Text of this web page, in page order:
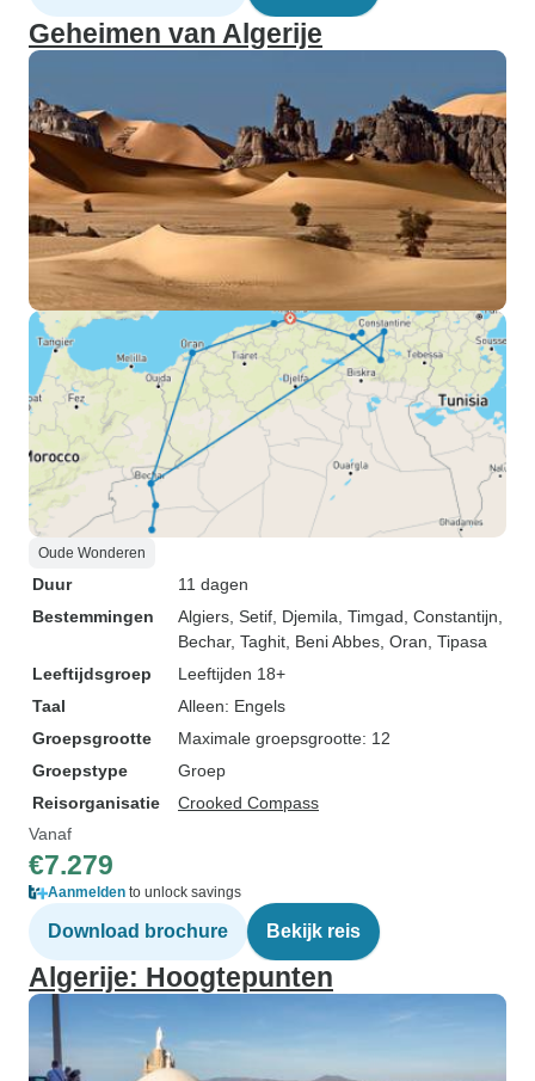
Geheimen van Algerije
Oude Wonderen
Duur
11 dagen
Bestemmingen
Algiers , Setif , Djemila , Timgad , Constantijn
Bechar, Taghit , Beni Abbes , Oran , Tipasa
Leeftijdsgroep
Leeftijden 18+
Taal
Alleen: Engels
Groepsgrootte
Maximale groepsgrootte: 12
Groepstype
Groep
Reisorganisatie
Crooked Compass
Vanaf
€7.279
Aanmelden to unlock savings
Download brochure Bekijk reis
Algerije: Hoogtepunten